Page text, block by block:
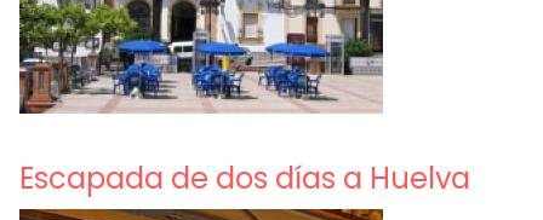
Escapada de dos días a Huelva